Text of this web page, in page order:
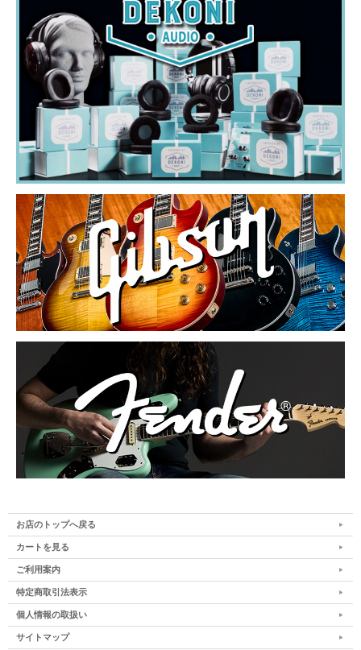
お店のトップへ戻る
カートを見る
ご利用案内
特定商取引法表示
個人情報の取扱い
サイトマップ